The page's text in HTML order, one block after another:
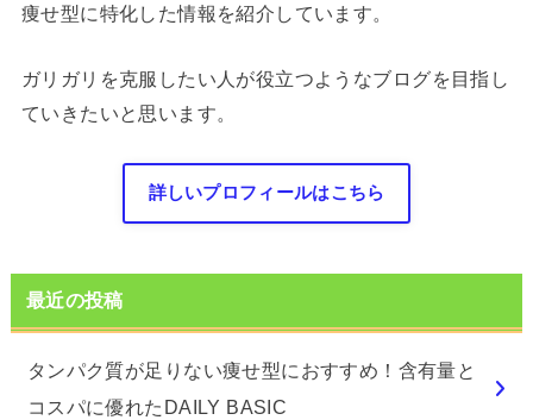
痩せ型に特化した情報を紹介しています。
ガリガリを克服したい人が役立つようなブログを目指し
ていきたいと思います。
詳しいプロフィールはこちら
最近の投稿
タンパク質が足りない痩せ型におすすめ！含有量と
コスパに優れたDAILY BASIC